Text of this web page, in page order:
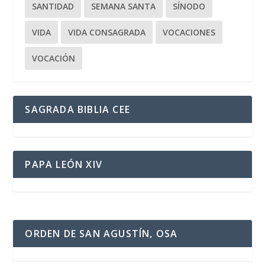
SANTIDAD SEMANA SANTA SÍNODO
VIDA VIDA CONSAGRADA VOCACIONES
VOCACIÓN
SAGRADA BIBLIA CEE
PAPA LEÓN XIV
ORDEN DE SAN AGUSTÍN, OSA